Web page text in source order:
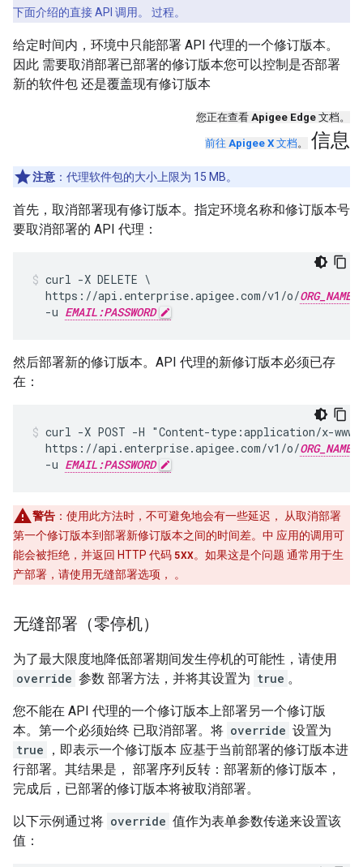
下面介绍的直接 API 调用。 过程。
给定时间内，环境中只能部署 API 代理的一个修订版本。
因此 需要取消部署已部署的修订版本您可以控制是否部署
新的软件包 还是覆盖现有修订版本
您正在查看 Apigee Edge 文档。
前往 Apigee X 文档。 信息
注意 ：代理软件包的大小上限为 15 MB。
首先，取消部署现有修订版本。指定环境名称和修订版本号
要取消部署的 API 代理：
curl -X DELETE \
  https://api.enterprise.apigee.com/v1/o/
ORG_NAME
  -u
EMAIL:PASSWORD
然后部署新的修订版本。API 代理的新修订版本必须已存
在：
curl -X POST -H "Content-type:application/x-
  https://api.enterprise.apigee.com/v1/o/
ORG_NAME
  -u
EMAIL:PASSWORD
警告 ：使用此方法时，不可避免地会有一些延迟， 从取消部署
第一个修订版本到部署新修订版本之间的时间差。中 应用的调用可
能会被拒绝，并返回 HTTP 代码5XX。如果这是个问题 通常用于生
产部署，请使用无缝部署选项， 。
无缝部署（零停机）
为了最大限度地降低部署期间发生停机的可能性，请使用
override 参数 部署方法，并将其设置为 true 。
您不能在 API 代理的一个修订版本上部署另一个修订版
本。第一个必须始终 已取消部署。将 override 设置为
true
，即表示一个修订版本 应基于当前部署的修订版本进
行部署。其结果是， 部署序列反转：部署新的修订版本，
完成后，已部署的修订版本将被取消部署。
以下示例通过将 override 值作为表单参数传递来设置该
值：